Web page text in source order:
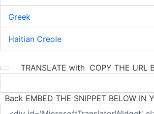
Greek
Haitian Creole
TRANSLATE with COPY THE URL
Back EMBED THE SNIPPET BELOW IN